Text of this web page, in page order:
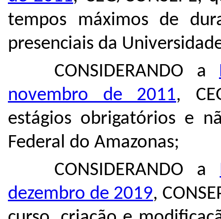
tempos máximos de
presenciais da
CONSIDERANDO a
novembro de 2011,
estágios obrigatórios e
Federal do Amazonas;
CONSIDERANDO a
dezembro de 2019,